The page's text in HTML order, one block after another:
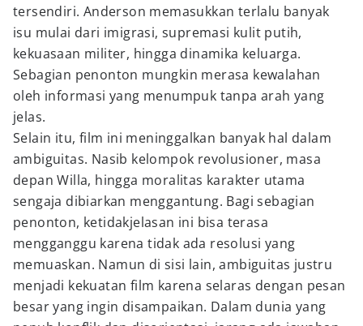
tersendiri. Anderson memasukkan terlalu banyak
isu mulai dari imigrasi, supremasi kulit putih,
kekuasaan militer, hingga dinamika keluarga.
Sebagian penonton mungkin merasa kewalahan
oleh informasi yang menumpuk tanpa arah yang
jelas.
Selain itu, film ini meninggalkan banyak hal dalam
ambiguitas. Nasib kelompok revolusioner, masa
depan Willa, hingga moralitas karakter utama
sengaja dibiarkan menggantung. Bagi sebagian
penonton, ketidakjelasan ini bisa terasa
mengganggu karena tidak ada resolusi yang
memuaskan. Namun di sisi lain, ambiguitas justru
menjadi kekuatan film karena selaras dengan pesan
besar yang ingin disampaikan. Dalam dunia yang